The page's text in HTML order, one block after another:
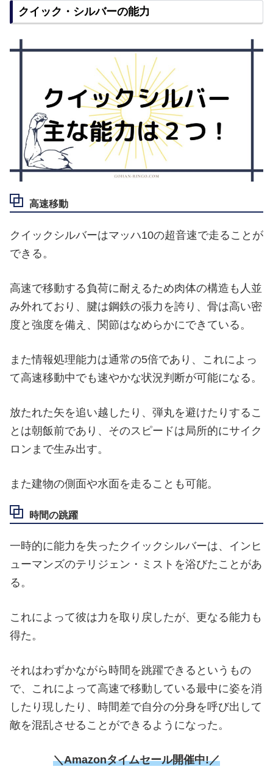
クイック・シルバーの能力
高速移動
クイックシルバーはマッハ10の超音速で走ることが
できる。
高速で移動する負荷に耐えるため肉体の構造も人並
み外れており、腱は鋼鉄の張力を誇り、骨は高い密
度と強度を備え、関節はなめらかにできている。
また情報処理能力は通常の5倍であり、これによっ
て高速移動中でも速やかな状況判断が可能になる。
放たれた矢を追い越したり、弾丸を避けたりするこ
とは朝飯前であり、そのスピードは局所的にサイク
ロンまで生み出す。
また建物の側面や水面を走ることも可能。
時間の跳躍
一時的に能力を失ったクイックシルバーは、インヒ
ューマンズのテリジェン・ミストを浴びたことがあ
る。
これによって彼は力を取り戻したが、更なる能力も
得た。
それはわずかながら時間を跳躍できるというもの
で、これによって高速で移動している最中に姿を消
したり現したり、時間差で自分の分身を呼び出して
敵を混乱させることができるようになった。
＼Amazonタイムセール開催中!／